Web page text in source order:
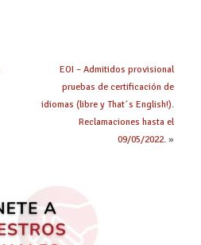
EOI – Admitidos provisional
pruebas de certificación de
idiomas (libre y That´s English!).
Reclamaciones hasta el
09/05/2022.»